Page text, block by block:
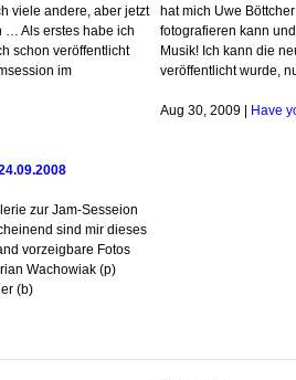
viele andere, aber jetzt
… Als erstes habe ich
schon veröffentlicht
im
hat mich Uwe
fotografieren kann
Musik! Ich kann die
veröffentlicht wurde,
Aug 30, 2009 | Have
zur Jam-Sesseion
sind mir dieses
vorzeigbare Fotos
Wachowiak (p)
(b)